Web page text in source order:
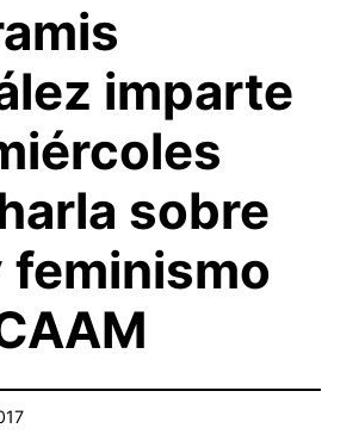
imparte
sobre
feminismo